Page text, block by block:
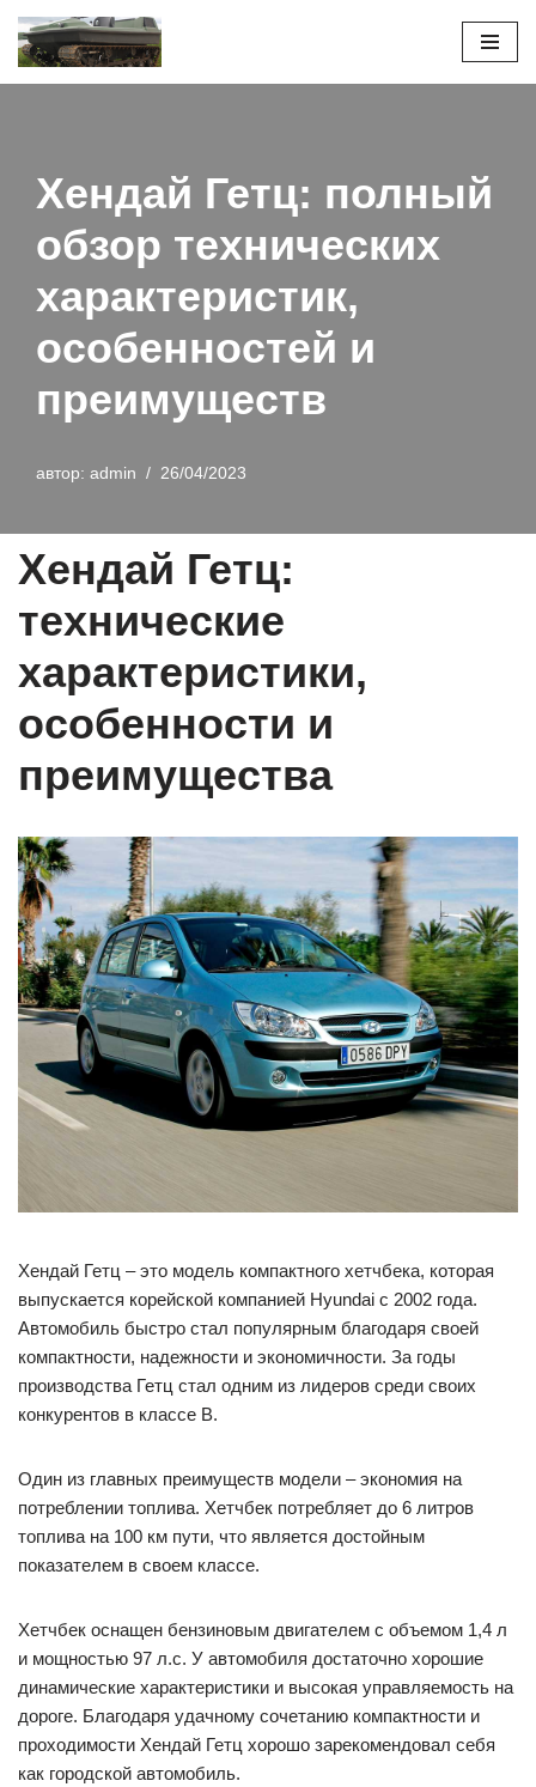
Перейти
Хендай Гетц: полный
обзор технических
характеристик,
особенностей и
преимуществ
автор: admin 26/04/2023
Хендай Гетц:
технические
характеристики,
особенности и
преимущества
Хендай Гетц – это модель компактного хетчбека, которая
выпускается корейской компанией Hyundai с 2002 года.
Автомобиль быстро стал популярным благодаря своей
компактности, надежности и экономичности. За годы
производства Гетц стал одним из лидеров среди своих
конкурентов в классе B.
Один из главных преимуществ модели – экономия на
потреблении топлива. Хетчбек потребляет до 6 литров
топлива на 100 км пути, что является достойным
показателем в своем классе.
Хетчбек оснащен бензиновым двигателем с объемом 1,4 л
и мощностью 97 л.с. У автомобиля достаточно хорошие
динамические характеристики и высокая управляемость на
дороге. Благодаря удачному сочетанию компактности и
проходимости Хендай Гетц хорошо зарекомендовал себя
как городской автомобиль.